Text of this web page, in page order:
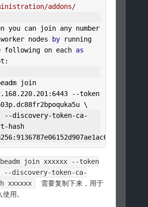
addons/
you can join any number
nodes
by running
following on each as
:
kubeadm join
. 220.201 : 6443 --token
.dc88fr2bpoquka5u \
--discovery-token-ca-
- hash
:
join xxxxxx --token
--discovery-token-ca-
xxxxxx
需要复制下来，用于
用。